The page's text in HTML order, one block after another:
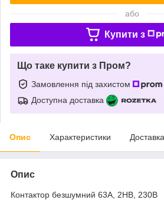
або
Купити з
Що таке купити з Пром?
Замовлення під захистом
Доступна доставка
Опис Характеристики Доставка
Опис
Контактор безшумний 63A, 2НВ, 230В